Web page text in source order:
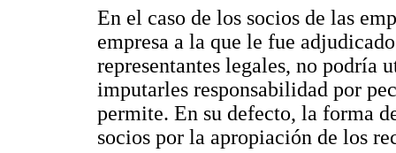
En el caso de los socios de las
empresa a la que le fue
representantes legales, no podría
imputarles responsabilidad por
permite. En su defecto, la forma
socios por la apropiación de los